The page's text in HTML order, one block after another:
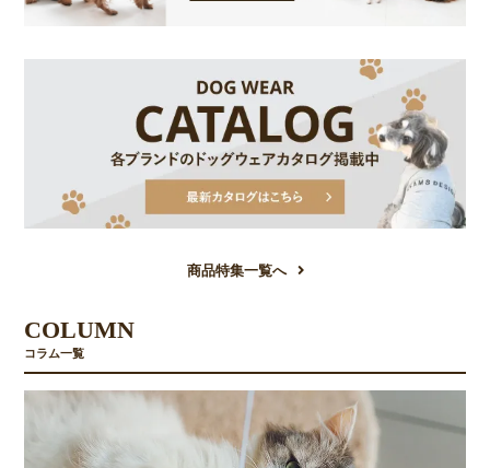
商品特集一覧へ
COLUMN
コラム一覧